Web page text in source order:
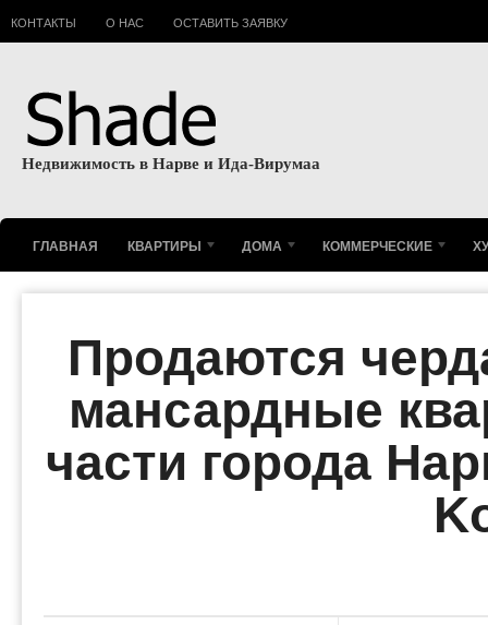
КОНТАКТЫ О НАС ОСТАВИТЬ ЗАЯВКУ
Недвижимость в Нарве и Ида-Вирумаа
ГЛАВНАЯ КВАРТИРЫ ДОМА КОММЕРЧЕСКИЕ
Продаются
мансардные
части города